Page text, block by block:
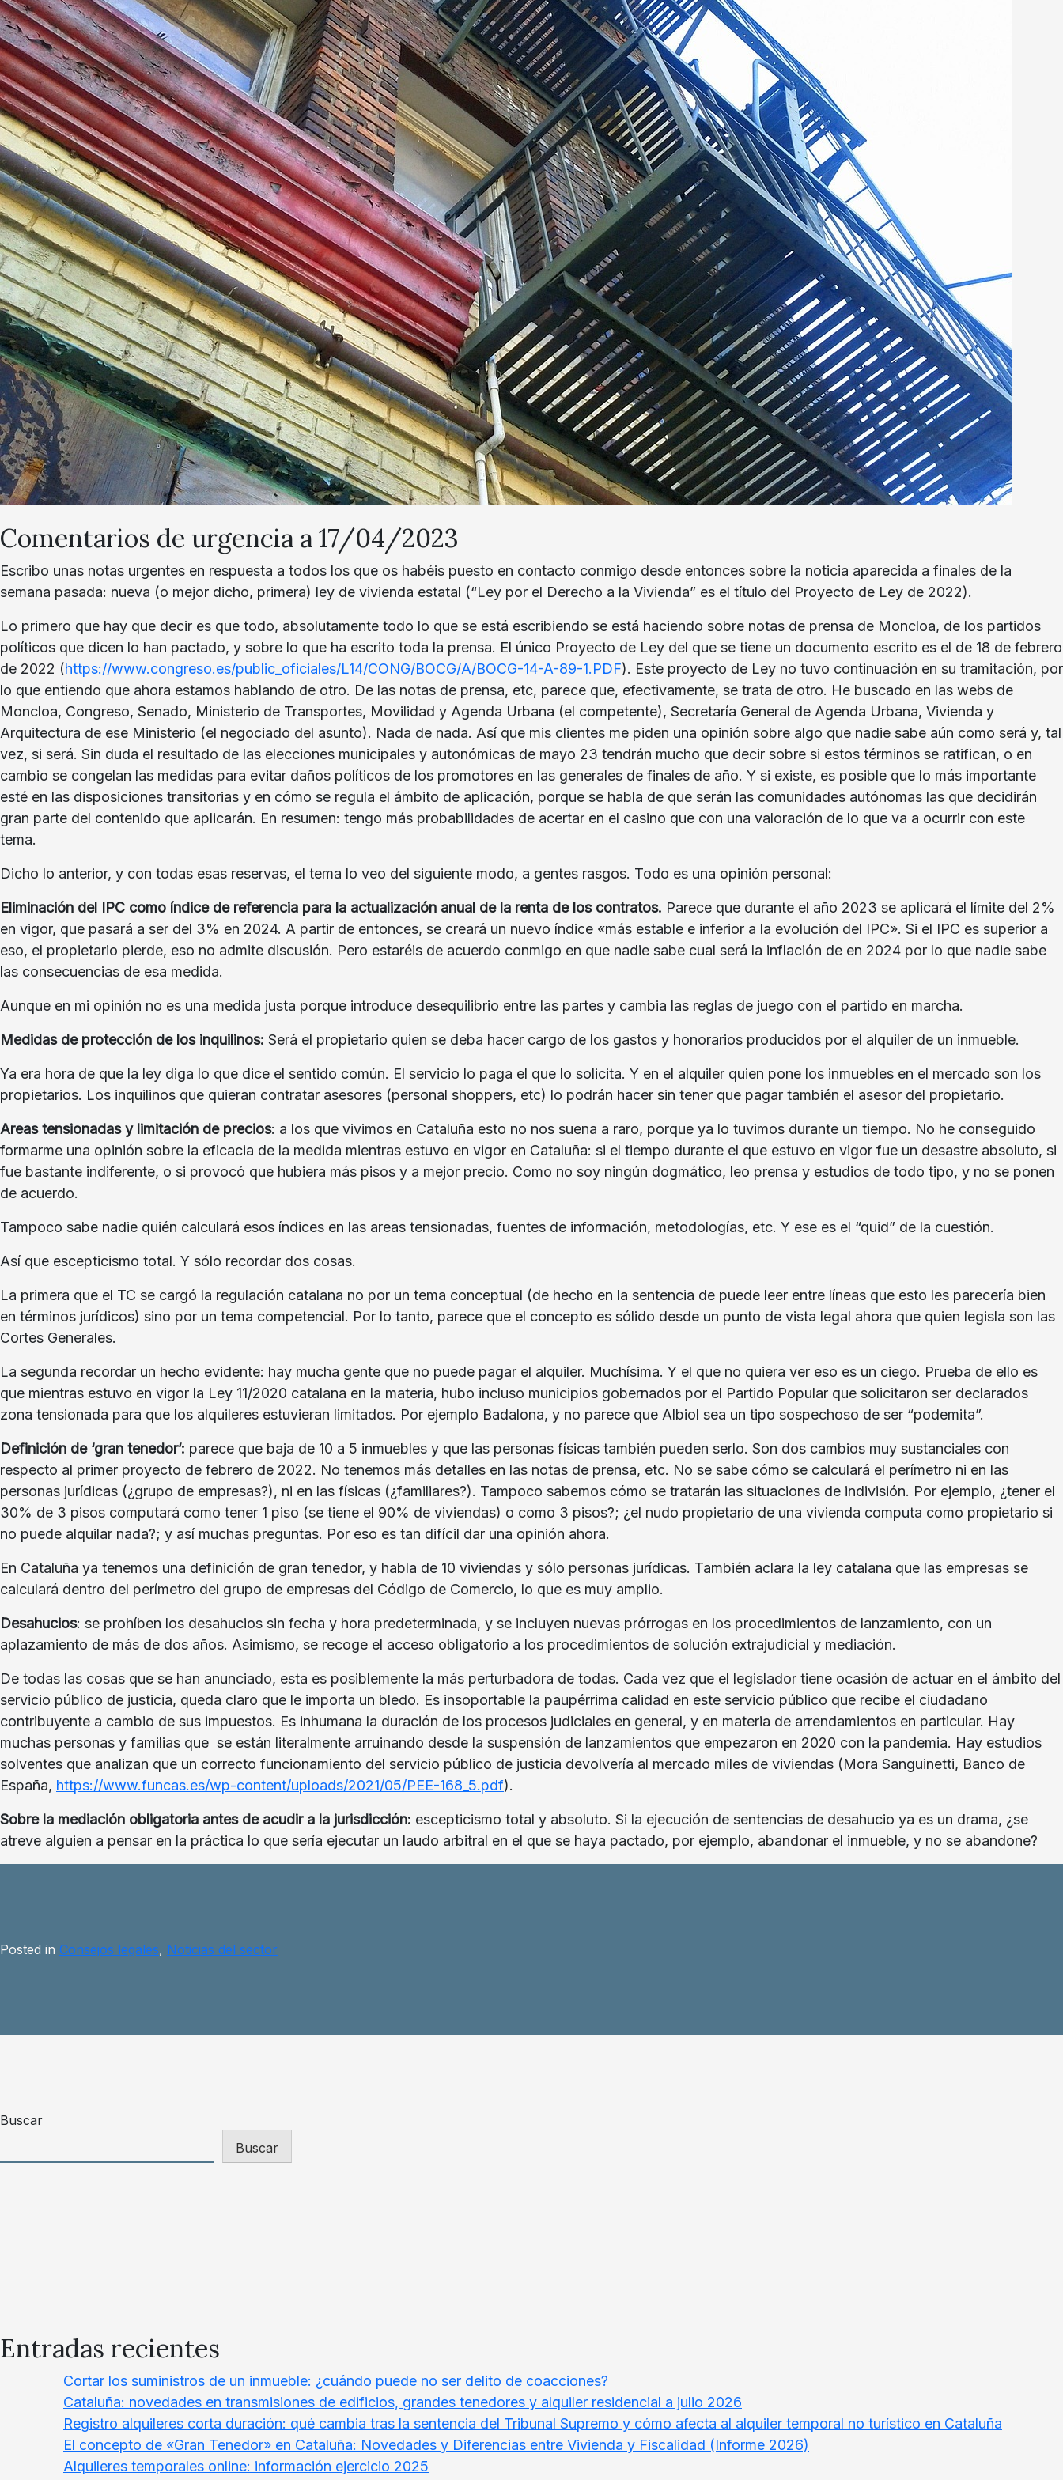
Comentarios de urgencia a 17/04/2023
Escribo unas notas urgentes en respuesta a todos los que os habéis puesto en contacto conmigo desde entonces sobre la noticia aparecida a finales de la
semana pasada: nueva (o mejor dicho, primera) ley de vivienda estatal (“Ley por el Derecho a la Vivienda” es el título del Proyecto de Ley de 2022).
Lo primero que hay que decir es que todo, absolutamente todo lo que se está escribiendo se está haciendo sobre notas de prensa de Moncloa, de los partidos
políticos que dicen lo han pactado, y sobre lo que ha escrito toda la prensa. El único Proyecto de Ley del que se tiene un documento escrito es el de 18 de febrero
de 2022 (https://www.congreso.es/public_oficiales/L14/CONG/BOCG/A/BOCG-14-A-89-1.PDF). Este proyecto de Ley no tuvo continuación en su tramitación, por
lo que entiendo que ahora estamos hablando de otro. De las notas de prensa, etc, parece que, efectivamente, se trata de otro. He buscado en las webs de
Moncloa, Congreso, Senado, Ministerio de Transportes, Movilidad y Agenda Urbana (el competente), Secretaría General de Agenda Urbana, Vivienda y
Arquitectura de ese Ministerio (el negociado del asunto). Nada de nada. Así que mis clientes me piden una opinión sobre algo que nadie sabe aún como será y, tal
vez, si será. Sin duda el resultado de las elecciones municipales y autonómicas de mayo 23 tendrán mucho que decir sobre si estos términos se ratifican, o en
cambio se congelan las medidas para evitar daños políticos de los promotores en las generales de finales de año. Y si existe, es posible que lo más importante
esté en las disposiciones transitorias y en cómo se regula el ámbito de aplicación, porque se habla de que serán las comunidades autónomas las que decidirán
gran parte del contenido que aplicarán. En resumen: tengo más probabilidades de acertar en el casino que con una valoración de lo que va a ocurrir con este
tema.
Dicho lo anterior, y con todas esas reservas, el tema lo veo del siguiente modo, a gentes rasgos. Todo es una opinión personal:
Eliminación del IPC como índice de referencia para la actualización anual de la renta de los contratos. Parece que durante el año 2023 se aplicará el límite del 2%
en vigor, que pasará a ser del 3% en 2024. A partir de entonces, se creará un nuevo índice «más estable e inferior a la evolución del IPC». Si el IPC es superior a
eso, el propietario pierde, eso no admite discusión. Pero estaréis de acuerdo conmigo en que nadie sabe cual será la inflación de en 2024 por lo que nadie sabe
las consecuencias de esa medida.
Aunque en mi opinión no es una medida justa porque introduce desequilibrio entre las partes y cambia las reglas de juego con el partido en marcha.
Medidas de protección de los inquilinos: Será el propietario quien se deba hacer cargo de los gastos y honorarios producidos por el alquiler de un inmueble.
Ya era hora de que la ley diga lo que dice el sentido común. El servicio lo paga el que lo solicita. Y en el alquiler quien pone los inmuebles en el mercado son los
propietarios. Los inquilinos que quieran contratar asesores (personal shoppers, etc) lo podrán hacer sin tener que pagar también el asesor del propietario.
Areas tensionadas y limitación de precios: a los que vivimos en Cataluña esto no nos suena a raro, porque ya lo tuvimos durante un tiempo. No he conseguido
formarme una opinión sobre la eficacia de la medida mientras estuvo en vigor en Cataluña: si el tiempo durante el que estuvo en vigor fue un desastre absoluto, si
fue bastante indiferente, o si provocó que hubiera más pisos y a mejor precio. Como no soy ningún dogmático, leo prensa y estudios de todo tipo, y no se ponen
de acuerdo.
Tampoco sabe nadie quién calculará esos índices en las areas tensionadas, fuentes de información, metodologías, etc. Y ese es el “quid” de la cuestión.
Así que escepticismo total. Y sólo recordar dos cosas.
La primera que el TC se cargó la regulación catalana no por un tema conceptual (de hecho en la sentencia de puede leer entre líneas que esto les parecería bien
en términos jurídicos) sino por un tema competencial. Por lo tanto, parece que el concepto es sólido desde un punto de vista legal ahora que quien legisla son las
Cortes Generales.
La segunda recordar un hecho evidente: hay mucha gente que no puede pagar el alquiler. Muchísima. Y el que no quiera ver eso es un ciego. Prueba de ello es
que mientras estuvo en vigor la Ley 11/2020 catalana en la materia, hubo incluso municipios gobernados por el Partido Popular que solicitaron ser declarados
zona tensionada para que los alquileres estuvieran limitados. Por ejemplo Badalona, y no parece que Albiol sea un tipo sospechoso de ser “podemita”.
Definición de ‘gran tenedor’: parece que baja de 10 a 5 inmuebles y que las personas físicas también pueden serlo. Son dos cambios muy sustanciales con
respecto al primer proyecto de febrero de 2022. No tenemos más detalles en las notas de prensa, etc. No se sabe cómo se calculará el perímetro ni en las
personas jurídicas (¿grupo de empresas?), ni en las físicas (¿familiares?). Tampoco sabemos cómo se tratarán las situaciones de indivisión. Por ejemplo, ¿tener el
30% de 3 pisos computará como tener 1 piso (se tiene el 90% de viviendas) o como 3 pisos?; ¿el nudo propietario de una vivienda computa como propietario si
no puede alquilar nada?; y así muchas preguntas. Por eso es tan difícil dar una opinión ahora.
En Cataluña ya tenemos una definición de gran tenedor, y habla de 10 viviendas y sólo personas jurídicas. También aclara la ley catalana que las empresas se
calculará dentro del perímetro del grupo de empresas del Código de Comercio, lo que es muy amplio.
Desahucios: se prohíben los desahucios sin fecha y hora predeterminada, y se incluyen nuevas prórrogas en los procedimientos de lanzamiento, con un
aplazamiento de más de dos años. Asimismo, se recoge el acceso obligatorio a los procedimientos de solución extrajudicial y mediación.
De todas las cosas que se han anunciado, esta es posiblemente la más perturbadora de todas. Cada vez que el legislador tiene ocasión de actuar en el ámbito del
servicio público de justicia, queda claro que le importa un bledo. Es insoportable la paupérrima calidad en este servicio público que recibe el ciudadano
contribuyente a cambio de sus impuestos. Es inhumana la duración de los procesos judiciales en general, y en materia de arrendamientos en particular. Hay
muchas personas y familias que se están literalmente arruinando desde la suspensión de lanzamientos que empezaron en 2020 con la pandemia. Hay estudios
solventes que analizan que un correcto funcionamiento del servicio público de justicia devolvería al mercado miles de viviendas (Mora Sanguinetti, Banco de
España, https://www.funcas.es/wp-content/uploads/2021/05/PEE-168_5.pdf).
Sobre la mediación obligatoria antes de acudir a la jurisdicción: escepticismo total y absoluto. Si la ejecución de sentencias de desahucio ya es un drama, ¿se
atreve alguien a pensar en la práctica lo que sería ejecutar un laudo arbitral en el que se haya pactado, por ejemplo, abandonar el inmueble, y no se abandone?
Posted in Consejos legales, Noticias del sector
Buscar
Buscar
Entradas recientes
Cortar los suministros de un inmueble: ¿cuándo puede no ser delito de coacciones?
Cataluña: novedades en transmisiones de edificios, grandes tenedores y alquiler residencial a julio 2026
Registro alquileres corta duración: qué cambia tras la sentencia del Tribunal Supremo y cómo afecta al alquiler temporal no turístico en Cataluña
El concepto de «Gran Tenedor» en Cataluña: Novedades y Diferencias entre Vivienda y Fiscalidad (Informe 2026)
Alquileres temporales online: información ejercicio 2025